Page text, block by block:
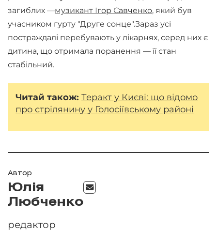
загиблих —музикант Ігор Савченко, який був
учасником гурту "Друге сонце".Зараз усі
постраждалі перебувають у лікарнях, серед них є
дитина, що отримала поранення — її стан
стабільний.
Читай також: Теракт у Києві: що відомо
про стрілянину у Голосіївському районі
Автор
Юлія
Любченко
редактор